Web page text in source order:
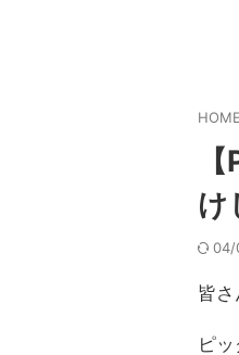
HOME
け
04/
皆
ピ